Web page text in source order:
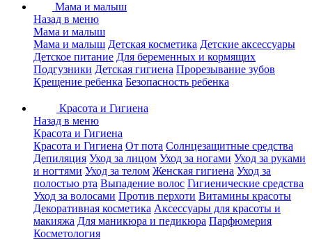
Мама и малыш
Назад в меню
Мама и малыш
Мама и малыш Детская косметика Детские аксессуары
Детское питание Для беременных и кормящих
Подгузники Детская гигиена Прорезывание зубов
Крещение ребенка Безопасность ребенка
Красота и Гигиена
Назад в меню
Красота и Гигиена
Красота и Гигиена От пота Солнцезащитные средства
Депиляция Уход за лицом Уход за ногами Уход за руками
и ногтями Уход за телом Женская гигиена Уход за
полостью рта Выпадение волос Гигиенические средства
Уход за волосами Против перхоти Витамины красоты
Декоративная косметика Аксессуары для красоты и
макияжа Для маникюра и педикюра Парфюмерия
Косметология